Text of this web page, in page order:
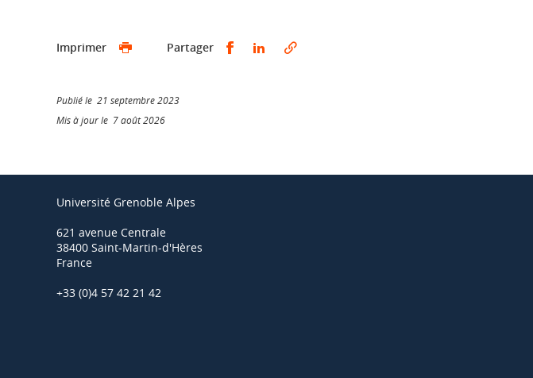
Imprimer Partager Partager sur Facebook
Partager sur LinkedIn
Publié le 21 septembre 2023
Mis à jour le 7 août 2026
Université Grenoble Alpes
621 avenue Centrale
38400 Saint-Martin-d'Hères
France
+33 (0)4 57 42 21 42